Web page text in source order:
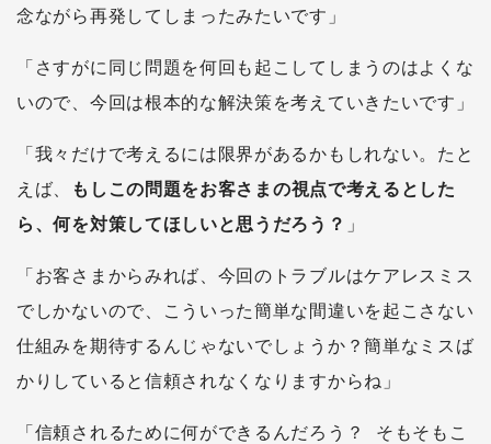
念ながら再発してしまったみたいです」
「さすがに同じ問題を何回も起こしてしまうのはよくな
いので、今回は根本的な解決策を考えていきたいです」
「我々だけで考えるには限界があるかもしれない。たと
えば、
もしこの問題をお客さまの視点で考えるとした
ら、何を対策してほしいと思うだろう？ 」
「お客さまからみれば、今回のトラブルはケアレスミス
でしかないので、こういった簡単な間違いを起こさない
仕組みを期待するんじゃないでしょうか？簡単なミスば
かりしていると信頼されなくなりますからね」
「信頼されるために何ができるんだろう？ そもそもこ